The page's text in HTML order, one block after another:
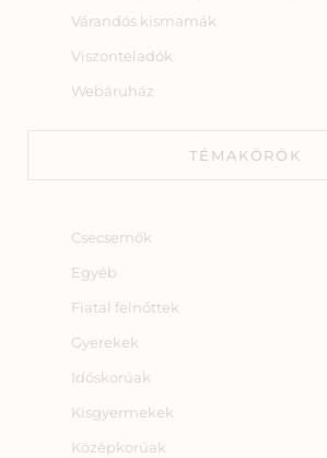
Várandós kismamák
Viszonteladók
Webáruház
TÉMAKÖRÖK
Csecsemők
Egyéb
Fiatal felnőttek
Gyerekek
Időskorúak
Kisgyermekek
Középkorúak